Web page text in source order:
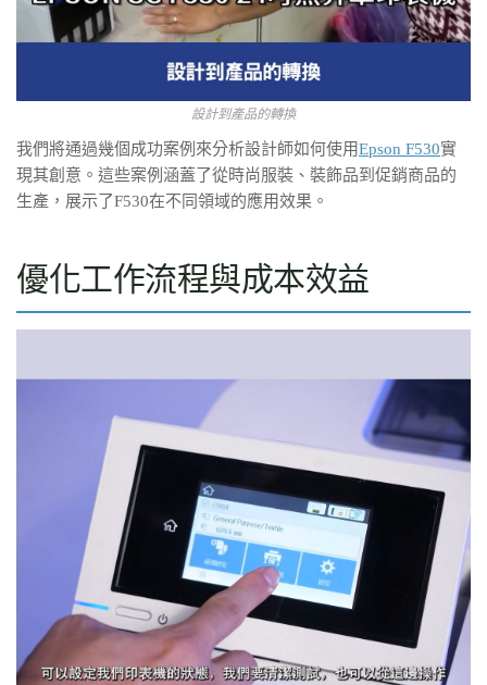
設計到產品的轉換
我們將通過幾個成功案例來分析設計師如何使用Epson F530實
現其創意。這些案例涵蓋了從時尚服裝、裝飾品到促銷商品的
生產，展示了F530在不同領域的應用效果。
優化工作流程與成本效益